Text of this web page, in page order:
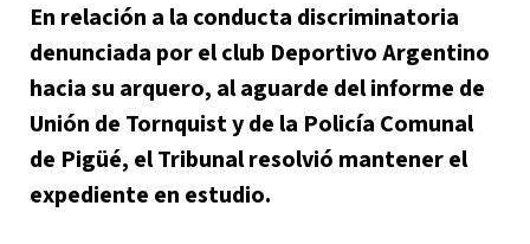
En relación a la conducta discriminatoria
denunciada por el club Deportivo Argentino
hacia su arquero, al aguarde del informe de
Unión de Tornquist y de la Policía Comunal
de Pigüé, el Tribunal resolvió mantener el
expediente en estudio.